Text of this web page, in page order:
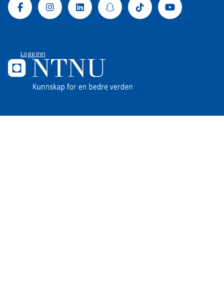
FacebookInstagramLinkedinSnapchatTiktok Youtube
Logg inn